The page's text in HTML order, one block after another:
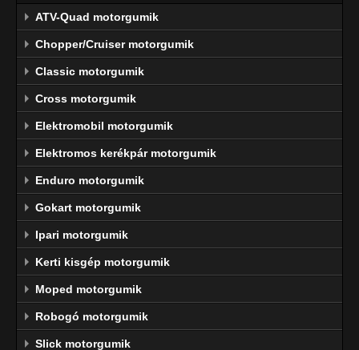
ATV-Quad motorgumik
Chopper/Cruiser motorgumik
Classic motorgumik
Cross motorgumik
Elektromobil motorgumik
Elektromos kerékpár motorgumik
Enduro motorgumik
Gokart motorgumik
Ipari motorgumik
Kerti kisgép motorgumik
Moped motorgumik
Robogó motorgumik
Slick motorgumik